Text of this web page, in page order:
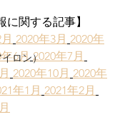
ロン）
に関する記事】
2020年3月 2020年
6月 2020年7月
2020年10月 2020年
年1月 2021年2月